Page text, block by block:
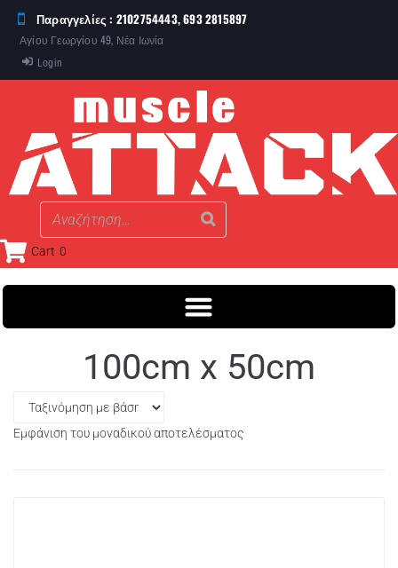
Παραγγελίες : 2102754443, 693 2815897
Αγίου Γεωργίου 49, Νέα Ιωνία
Login
Cart 0
100cm x 50cm
Εμφάνιση του μοναδικού αποτελέσματος